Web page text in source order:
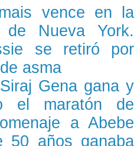
vence en la
de Nueva York.
se retiró por
asma
Gena gana y
el maratón de
a Abebe
50 años ganaba